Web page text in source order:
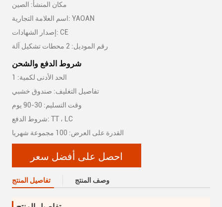
مكان المنشأ: الصين
اسم العلامة التجارية: YAOAN
إصدار الشهادات: CE
رقم الموديل: 2 محطات تشكيل آلة
شروط الدفع والشحن
الحد الأدنى لكمية: 1
تفاصيل التغليف: صندوق خشبي
وقت التسليم: 30-90 يوم
شروط الدفع: TT ، LC
القدرة على العرض: 100 مجموعة شهريا
احصل على أفضل سعر
تفاصيل المنتج وصف المنتج